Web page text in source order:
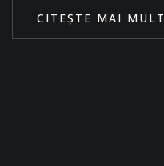
CITEȘTE MAI MULT